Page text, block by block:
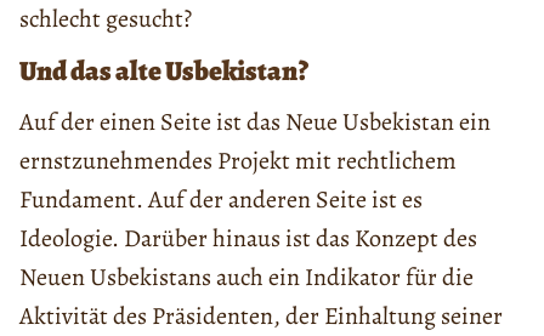
schlecht gesucht?
Und das alte Usbekistan?
Auf der einen Seite ist das Neue Usbekistan ein
ernstzunehmendes Projekt mit rechtlichem
Fundament. Auf der anderen Seite ist es
Ideologie. Darüber hinaus ist das Konzept des
Neuen Usbekistans auch ein Indikator für die
Aktivität des Präsidenten, der Einhaltung seiner